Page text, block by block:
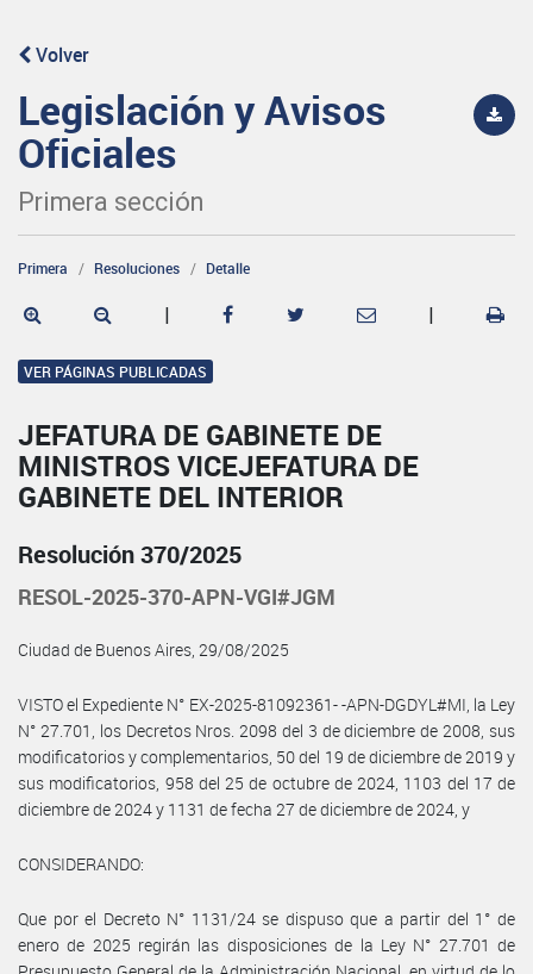
Volver
Legislación y Avisos
Oficiales
Primera sección
Primera Resoluciones Detalle
| |
VER PÁGINAS PUBLICADAS
JEFATURA DE GABINETE DE
MINISTROS VICEJEFATURA DE
GABINETE DEL INTERIOR
Resolución 370/2025
RESOL-2025-370-APN-VGI#JGM
Ciudad de Buenos Aires, 29/08/2025
VISTO el Expediente N° EX-2025-81092361- -APN-DGDYL#MI, la Ley
N° 27.701, los Decretos Nros. 2098 del 3 de diciembre de 2008, sus
modificatorios y complementarios, 50 del 19 de diciembre de 2019 y
sus modificatorios, 958 del 25 de octubre de 2024, 1103 del 17 de
diciembre de 2024 y 1131 de fecha 27 de diciembre de 2024, y
CONSIDERANDO:
Que por el Decreto N° 1131/24 se dispuso que a partir del 1° de
enero de 2025 regirán las disposiciones de la Ley N° 27.701 de